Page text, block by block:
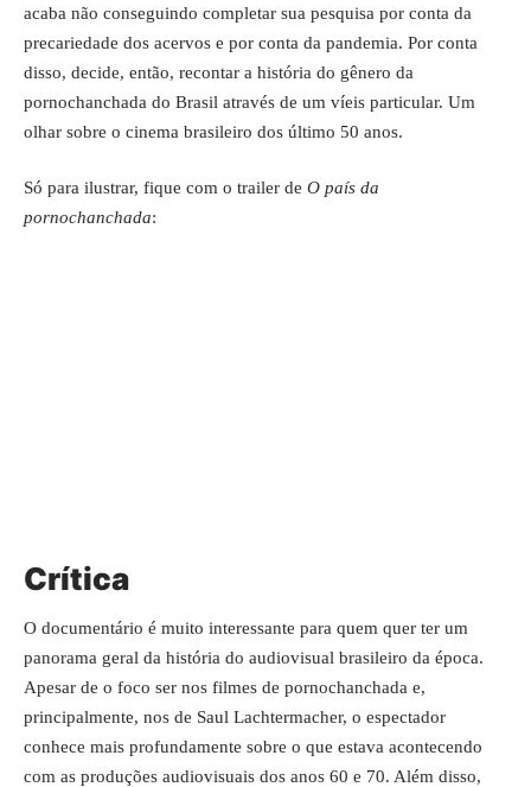
acaba não conseguindo completar sua pesquisa por conta da
precariedade dos acervos e por conta da pandemia. Por conta
disso, decide, então, recontar a história do gênero da
pornochanchada do Brasil através de um víeis particular. Um
olhar sobre o cinema brasileiro dos último 50 anos.
Só para ilustrar, fique com o trailer de O país da
pornochanchada:
Crítica
O documentário é muito interessante para quem quer ter um
panorama geral da história do audiovisual brasileiro da época.
Apesar de o foco ser nos filmes de pornochanchada e,
principalmente, nos de Saul Lachtermacher, o espectador
conhece mais profundamente sobre o que estava acontecendo
com as produções audiovisuais dos anos 60 e 70. Além disso,